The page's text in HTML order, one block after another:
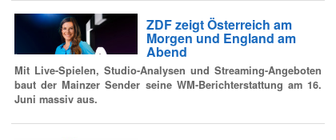
ZDF zeigt Österreich am
Morgen und England am
Abend
Mit Live-Spielen, Studio-Analysen und Streaming-Angeboten
baut der Mainzer Sender seine WM-Berichterstattung am 16.
Juni massiv aus.